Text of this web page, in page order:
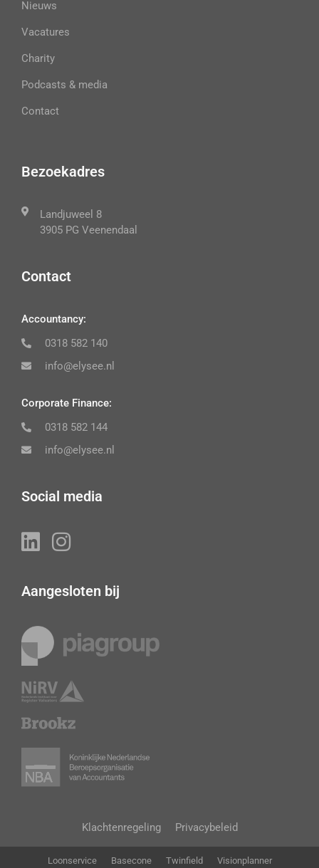
Nieuws
Vacatures
Charity
Podcasts & media
Contact
Bezoekadres
Landjuweel 8
3905 PG Veenendaal
Contact
Accountancy:
0318 582 140
info@elysee.nl
Corporate Finance:
0318 582 144
info@elysee.nl
Social media
Aangesloten bij
Klachtenregeling Privacybeleid
Loonservice Basecone Twinfield Visionplanner